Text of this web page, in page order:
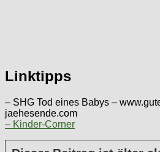
Linktipps
– SHG Tod eines Babys –
jaehesende.com
– Kinder-Corner